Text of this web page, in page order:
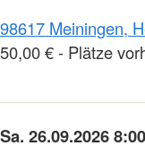
98617 Meiningen,
50,00 € - Plätze
Sa. 26.09.2026